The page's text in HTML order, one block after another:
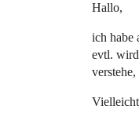
Hallo,
ich habe
evtl. wird
Vielleicht